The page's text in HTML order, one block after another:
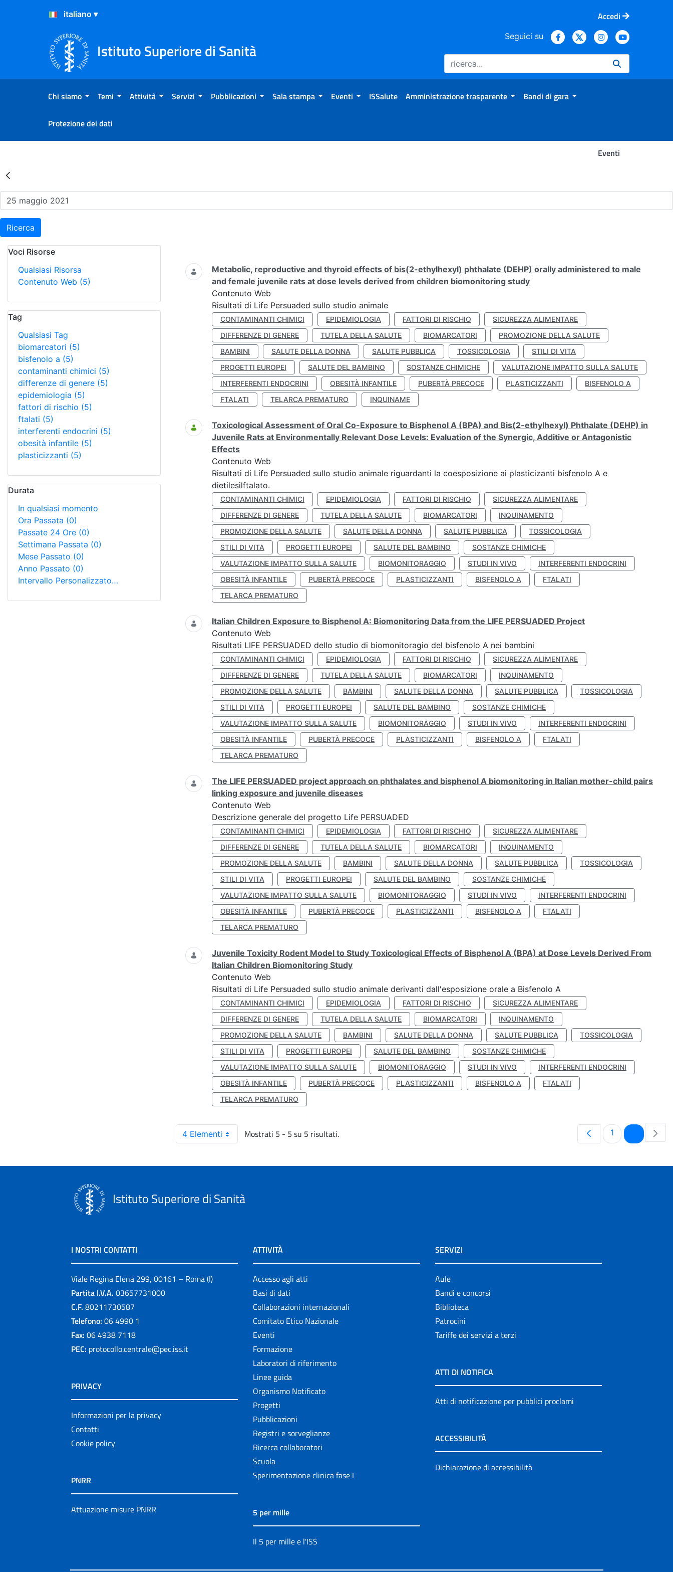
Salta al Contenuto
Salta al Footer
Accedi
Istituto Superiore di Sanità
Seguici su
Chi siamo Temi Attività Servizi Pubblicazioni Sala stampa Eventi ISSalute Amministrazione trasparente Bandi di gara
Protezione dei dati
Eventi
Risultati della Ricerca - Eventi
Ricerca
Voci Risorse
Qualsiasi Risorsa
Contenuto Web (5)
Tag
Qualsiasi Tag
biomarcatori (5)
bisfenolo a (5)
contaminanti chimici (5)
differenze di genere (5)
epidemiologia (5)
fattori di rischio (5)
ftalati (5)
interferenti endocrini (5)
obesità infantile (5)
plasticizzanti (5)
Durata
In qualsiasi momento
Ora Passata (0)
Passate 24 Ore (0)
Settimana Passata (0)
Mese Passato (0)
Anno Passato (0)
Intervallo Personalizzato…
Ricerca
Metabolic, reproductive and thyroid effects of bis(2-ethylhexyl) phthalate (DEHP) orally administered to male
and female juvenile rats at dose levels derived from children biomonitoring study
Contenuto Web
Risultati di Life Persuaded sullo studio animale
CONTAMINANTI CHIMICI EPIDEMIOLOGIA FATTORI DI RISCHIO
SICUREZZA ALIMENTARE
DIFFERENZE DI GENERE
TUTELA DELLA SALUTE BIOMARCATORI
PROMOZIONE DELLA SALUTE
BAMBINI
SALUTE DELLA DONNA SALUTE PUBBLICA TOSSICOLOGIA
STILI DI VITA
PROGETTI EUROPEI
SALUTE DEL BAMBINO SOSTANZE CHIMICHE
VALUTAZIONE IMPATTO SULLA SALUTE
INTERFERENTI ENDOCRINI
OBESITÀ INFANTILE PUBERTÀ PRECOCE PLASTICIZZANTI
BISFENOLO A
FTALATI
TELARCA PREMATURO INQUINAME
Toxicological Assessment of Oral Co-Exposure to Bisphenol A (BPA) and Bis(2-ethylhexyl) Phthalate (DEHP) in
Juvenile Rats at Environmentally Relevant Dose Levels: Evaluation of the Synergic, Additive or Antagonistic
Effects
Contenuto Web
Risultati di Life Persuaded sullo studio animale riguardanti la coesposizione ai plasticizanti bisfenolo A e
dietilesilftalato.
CONTAMINANTI CHIMICI EPIDEMIOLOGIA FATTORI DI RISCHIO
SICUREZZA ALIMENTARE
DIFFERENZE DI GENERE
TUTELA DELLA SALUTE BIOMARCATORI
INQUINAMENTO
PROMOZIONE DELLA SALUTE
SALUTE DELLA DONNA SALUTE PUBBLICA
TOSSICOLOGIA
STILI DI VITA
PROGETTI EUROPEI SALUTE DEL BAMBINO
SOSTANZE CHIMICHE
VALUTAZIONE IMPATTO SULLA SALUTE
BIOMONITORAGGIO STUDI IN VIVO
INTERFERENTI ENDOCRINI
OBESITÀ INFANTILE
PUBERTÀ PRECOCE PLASTICIZZANTI BISFENOLO A
FTALATI
TELARCA PREMATURO
Italian Children Exposure to Bisphenol A: Biomonitoring Data from the LIFE PERSUADED Project
Contenuto Web
Risultati LIFE PERSUADED dello studio di biomonitoragio del bisfenolo A nei bambini
CONTAMINANTI CHIMICI EPIDEMIOLOGIA FATTORI DI RISCHIO
SICUREZZA ALIMENTARE
DIFFERENZE DI GENERE
TUTELA DELLA SALUTE BIOMARCATORI
INQUINAMENTO
PROMOZIONE DELLA SALUTE
BAMBINI SALUTE DELLA DONNA SALUTE PUBBLICA
TOSSICOLOGIA
STILI DI VITA
PROGETTI EUROPEI SALUTE DEL BAMBINO
SOSTANZE CHIMICHE
VALUTAZIONE IMPATTO SULLA SALUTE
BIOMONITORAGGIO STUDI IN VIVO
INTERFERENTI ENDOCRINI
OBESITÀ INFANTILE
PUBERTÀ PRECOCE PLASTICIZZANTI BISFENOLO A
FTALATI
TELARCA PREMATURO
The LIFE PERSUADED project approach on phthalates and bisphenol A biomonitoring in Italian mother-child pairs
linking exposure and juvenile diseases
Contenuto Web
Descrizione generale del progetto Life PERSUADED
CONTAMINANTI CHIMICI EPIDEMIOLOGIA FATTORI DI RISCHIO
SICUREZZA ALIMENTARE
DIFFERENZE DI GENERE
TUTELA DELLA SALUTE BIOMARCATORI
INQUINAMENTO
PROMOZIONE DELLA SALUTE
BAMBINI SALUTE DELLA DONNA SALUTE PUBBLICA
TOSSICOLOGIA
STILI DI VITA
PROGETTI EUROPEI SALUTE DEL BAMBINO
SOSTANZE CHIMICHE
VALUTAZIONE IMPATTO SULLA SALUTE
BIOMONITORAGGIO STUDI IN VIVO
INTERFERENTI ENDOCRINI
OBESITÀ INFANTILE
PUBERTÀ PRECOCE PLASTICIZZANTI BISFENOLO A
FTALATI
TELARCA PREMATURO
Juvenile Toxicity Rodent Model to Study Toxicological Effects of Bisphenol A (BPA) at Dose Levels Derived From
Italian Children Biomonitoring Study
Contenuto Web
Risultati di Life Persuaded sullo studio animale derivanti dall'esposizione orale a Bisfenolo A
CONTAMINANTI CHIMICI EPIDEMIOLOGIA FATTORI DI RISCHIO
SICUREZZA ALIMENTARE
DIFFERENZE DI GENERE
TUTELA DELLA SALUTE BIOMARCATORI
INQUINAMENTO
PROMOZIONE DELLA SALUTE
BAMBINI SALUTE DELLA DONNA SALUTE PUBBLICA
TOSSICOLOGIA
STILI DI VITA
PROGETTI EUROPEI SALUTE DEL BAMBINO
SOSTANZE CHIMICHE
VALUTAZIONE IMPATTO SULLA SALUTE
BIOMONITORAGGIO STUDI IN VIVO
INTERFERENTI ENDOCRINI
OBESITÀ INFANTILE
PUBERTÀ PRECOCE PLASTICIZZANTI BISFENOLO A
FTALATI
TELARCA PREMATURO
4 Elementi Mostrati 5 - 5 su 5 risultati. Pagina
1 Pagina
Istituto Superiore di Sanità
I NOSTRI CONTATTI
Viale Regina Elena 299, 00161 – Roma (I)
Partita I.V.A. 03657731000
C.F. 80211730587
Telefono: 06 4990 1
Fax: 06 4938 7118
PEC: protocollo.centrale@pec.iss.it
PRIVACY
Informazioni per la privacy
Contatti
Cookie policy
PNRR
Attuazione misure PNRR
ATTIVITÀ
Accesso agli atti
Basi di dati
Collaborazioni internazionali
Comitato Etico Nazionale
Eventi
Formazione
Laboratori di riferimento
Linee guida
Organismo Notificato
Progetti
Pubblicazioni
Registri e sorveglianze
Ricerca collaboratori
Scuola
Sperimentazione clinica fase I
5 per mille
Il 5 per mille e l'ISS
SERVIZI
Aule
Bandi e concorsi
Biblioteca
Patrocini
Tariffe dei servizi a terzi
ATTI DI NOTIFICA
Atti di notificazione per pubblici proclami
ACCESSIBILITÀ
Dichiarazione di accessibilità